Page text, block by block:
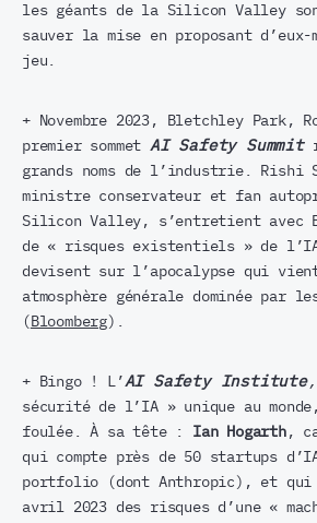
les géants de la Silicon Valley
sauver la mise en proposant d’eux-
jeu.
+ Novembre 2023, Bletchley Park,
premier sommetAI Safety Summit
grands noms de l’industrie. Rishi
ministre conservateur et fan
Silicon Valley, s’entretient avec
de « risques existentiels » de
devisent sur l’apocalypse qui
atmosphère générale dominée par
( Bloomberg).
+ Bingo ! L’AI Safety Institute,
sécurité de l’IA » unique au
foulée. À sa tête : Ian Hogarth,
qui compte près de 50 startups
portfolio (dont Anthropic), et qui
avril 2023 des risques d’une «